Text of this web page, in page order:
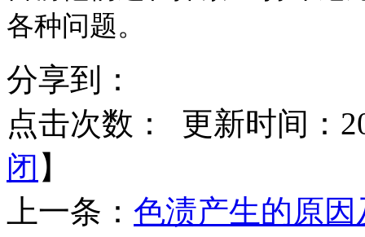
各种问题。
分享到：
点击次数：
更新时间：
闭 】
上一条： 色渍产生的原因